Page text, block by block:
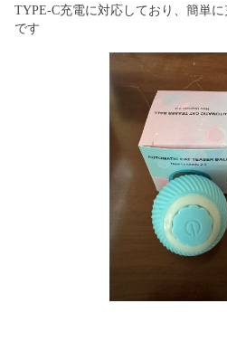
TYPE-C充電に対応しており、簡単
です